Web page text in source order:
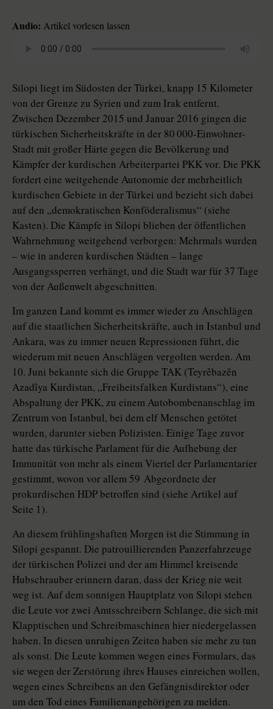
Audio: Artikel vorlesen lassen
Silopi liegt im Südosten der Türkei, knapp 15 Kilometer
von der Grenze zu Syrien und zum Irak entfernt.
Zwischen Dezember 2015 und Januar 2016 gingen die
türkischen Sicherheitskräfte in der 80 000-Einwohner-
Stadt mit großer Härte gegen die Bevölkerung und
Kämpfer der kurdischen Arbeiterpartei PKK vor. Die PKK
fordert eine weitgehende Autonomie der mehrheitlich
kurdischen Gebiete in der Türkei und bezieht sich dabei
auf den „demokratischen Konföderalismus“ (siehe
Kasten). Die Kämpfe in Silopi blieben der öffentlichen
Wahrnehmung weitgehend verborgen: Mehrmals wurden
– wie in anderen kurdischen Städten – lange
Ausgangssperren verhängt, und die Stadt war für 37 Tage
von der Außenwelt abgeschnitten.
Im ganzen Land kommt es immer wieder zu Anschlägen
auf die staatlichen Sicherheitskräfte, auch in Istanbul und
Ankara, was zu immer neuen Repressionen führt, die
wiederum mit neuen Anschlägen vergolten werden. Am
10. Juni bekannte sich die Gruppe TAK (Teyrêbazên
Azadîya Kurdistan, „Freiheitsfalken Kurdistans“), eine
Abspaltung der PKK, zu einem Autobombenanschlag im
Zentrum von Istanbul, bei dem elf Menschen getötet
wurden, darunter sieben Polizisten. Einige Tage zuvor
hatte das türkische Parlament für die Aufhebung der
Immunität von mehr als einem Viertel der Parlamentarier
gestimmt, wovon vor allem 59 Abgeordnete der
prokurdischen HDP betroffen sind (siehe Artikel auf
Seite 1).
An diesem frühlingshaften Morgen ist die Stimmung in
Silopi gespannt. Die patrouillierenden Panzerfahrzeuge
der türkischen Polizei und der am Himmel kreisende
Hubschrauber erinnern daran, dass der Krieg nie weit
weg ist. Auf dem sonnigen Hauptplatz von Silopi stehen
die Leute vor zwei Amtsschreibern Schlange, die sich mit
Klapptischen und Schreibmaschinen hier niedergelassen
haben. In diesen unruhigen Zeiten haben sie mehr zu tun
als sonst. Die Leute kommen wegen eines Formulars, das
sie wegen der Zerstörung ihres Hauses einreichen wollen,
wegen eines Schreibens an den Gefängnisdirektor oder
um den Tod eines Familienangehörigen zu melden.